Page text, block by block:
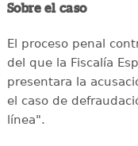
Sobre el caso
El proceso penal
del que la Fiscalía
presentara la
el caso de
línea".